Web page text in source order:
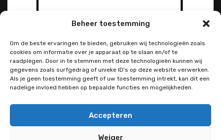
Beheer toestemming
Om de beste ervaringen te bieden, gebruiken wij technologieën zoals
cookies om informatie over je apparaat op te slaan en/of te
raadplegen. Door in te stemmen met deze technologieën kunnen wij
gegevens zoals surfgedrag of unieke ID's op deze website verwerken.
Als je geen toestemming geeft of uw toestemming intrekt, kan dit een
nadelige invloed hebben op bepaalde functies en mogelijkheden.
Accepteren
Weiger